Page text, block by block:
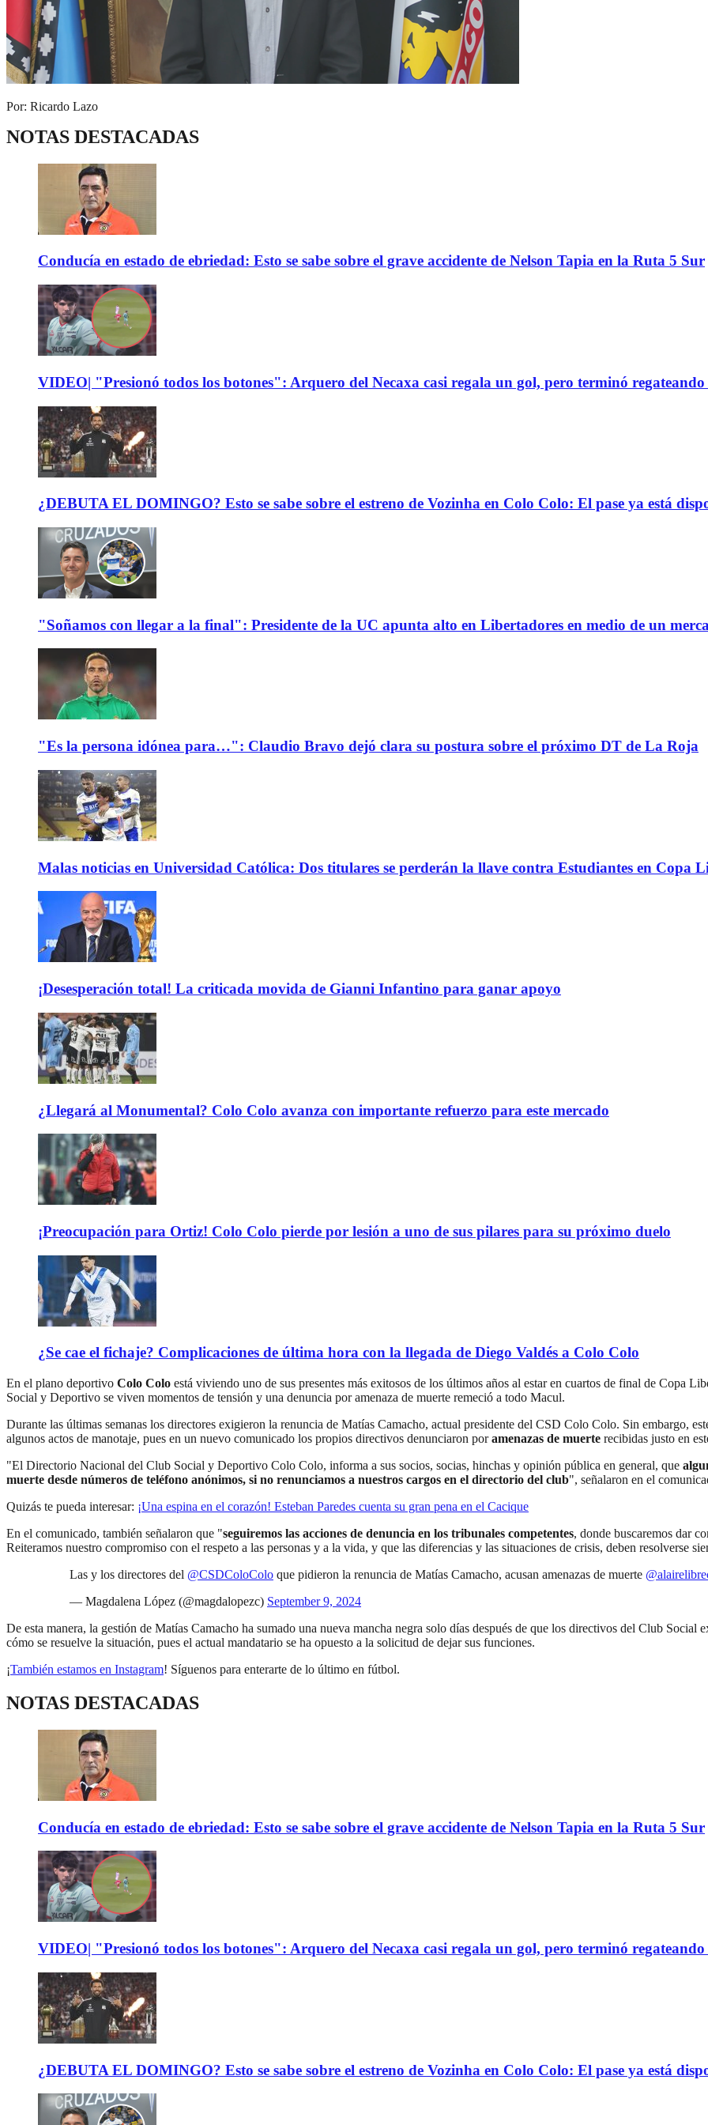
Por: Ricardo Lazo
NOTAS DESTACADAS
Conducía en estado de ebriedad: Esto se sabe sobre el grave accidente de Nelson Tapia en la Ruta 5 Sur
VIDEO| "Presionó todos los botones": Arquero del Necaxa casi regala un gol, pero terminó
¿DEBUTA EL DOMINGO? Esto se sabe sobre el estreno de Vozinha en Colo Colo: El pase ya está
"Soñamos con llegar a la final": Presidente de la UC apunta alto en Libertadores en medio de un
"Es la persona idónea para…": Claudio Bravo dejó clara su postura sobre el próximo DT de La Roja
Malas noticias en Universidad Católica: Dos titulares se perderán la llave contra Estudiantes en Copa
¡Desesperación total! La criticada movida de Gianni Infantino para ganar apoyo
¿Llegará al Monumental? Colo Colo avanza con importante refuerzo para este mercado
¡Preocupación para Ortiz! Colo Colo pierde por lesión a uno de sus pilares para su próximo duelo
¿Se cae el fichaje? Complicaciones de última hora con la llegada de Diego Valdés a Colo Colo
En el plano deportivo Colo Colo está viviendo uno de sus presentes más exitosos de los últimos años al estar en cuartos de final de Copa
Social y Deportivo se viven momentos de tensión y una denuncia por amenaza de muerte remeció a todo Macul.
Durante las últimas semanas los directores exigieron la renuncia de Matías Camacho, actual presidente del CSD Colo Colo. Sin embargo,
algunos actos de manotaje, pues en un nuevo comunicado los propios directivos denunciaron poramenazas de muerte recibidas justo en
"El Directorio Nacional del Club Social y Deportivo Colo Colo, informa a sus socios, socias, hinchas y opinión pública en general, que
muerte desde números de teléfono anónimos, si no renunciamos a nuestros cargos en el directorio del club", señalaron en el
Quizás te pueda interesar: ¡Una espina en el corazón! Esteban Paredes cuenta su gran pena en el Cacique
En el comunicado, también señalaron que "seguiremos las acciones de denuncia en los tribunales competentes, donde buscaremos dar
Reiteramos nuestro compromiso con el respeto a las personas y a la vida, y que las diferencias y las situaciones de crisis, deben resolverse
Las y los directores del @CSDColoColo que pidieron la renuncia de Matías Camacho, acusan amenazas de muerte
— Magdalena López (@magdalopezc) September 9, 2024
De esta manera, la gestión de Matías Camacho ha sumado una nueva mancha negra solo días después de que los directivos del Club Social
cómo se resuelve la situación, pues el actual mandatario se ha opuesto a la solicitud de dejar sus funciones.
¡También estamos en Instagram! Síguenos para enterarte de lo último en fútbol.
NOTAS DESTACADAS
Conducía en estado de ebriedad: Esto se sabe sobre el grave accidente de Nelson Tapia en la Ruta 5 Sur
VIDEO| "Presionó todos los botones": Arquero del Necaxa casi regala un gol, pero terminó
¿DEBUTA EL DOMINGO? Esto se sabe sobre el estreno de Vozinha en Colo Colo: El pase ya está